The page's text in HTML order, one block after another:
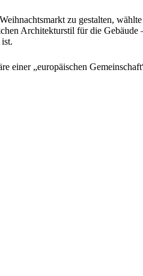
zu gestalten,
Architekturstil für die Gebäude
einer „europäischen